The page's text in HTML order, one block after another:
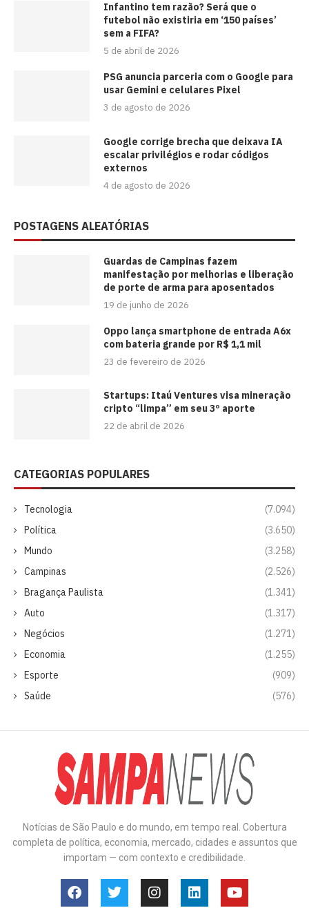
⁠Infantino tem razão? Será que o
futebol não existiria em ‘150 países’
sem a FIFA?
5 de abril de 2026
PSG anuncia parceria com o Google para
usar Gemini e celulares Pixel
3 de agosto de 2026
Google corrige brecha que deixava IA
escalar privilégios e rodar códigos
externos
4 de agosto de 2026
POSTAGENS ALEATÓRIAS
Guardas de Campinas fazem
manifestação por melhorias e liberação
de porte de arma para aposentados
19 de junho de 2026
Oppo lança smartphone de entrada A6x
com bateria grande por R$ 1,1 mil
23 de fevereiro de 2026
Startups: Itaú Ventures visa mineração
cripto “limpa” em seu 3º aporte
22 de abril de 2026
CATEGORIAS POPULARES
Tecnologia
(7.094)
Política
(3.650)
Mundo
(3.258)
Campinas
(2.526)
Bragança Paulista
(1.341)
Auto
(1.317)
Negócios
(1.271)
Economia
(1.255)
Esporte
(909)
Saúde
(576)
Notícias de São Paulo e do mundo, em tempo real. Cobertura
completa de política, economia, mercado, cidades e assuntos que
importam — com contexto e credibilidade.